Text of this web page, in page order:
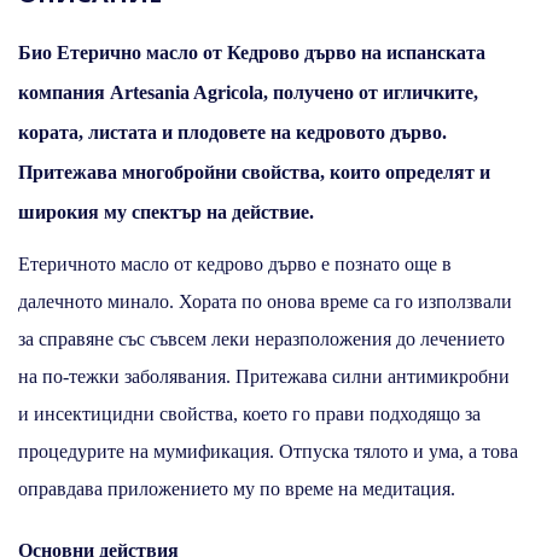
Био Етерично масло от Кедрово дърво на испанската
компания Artesania Agricola, получено от игличките,
кората, листата и плодовете на кедровото дърво.
Притежава многобройни свойства, които определят и
широкия му спектър на действие.
Етеричното масло от кедрово дърво е познато още в
далечното минало. Хората по онова време са го използвали
за справяне със съвсем леки неразположения до лечението
на по-тежки заболявания. Притежава силни антимикробни
и инсектицидни свойства, което го прави подходящо за
процедурите на мумификация. Отпуска тялото и ума, а това
оправдава приложението му по време на медитация.
Основни действия